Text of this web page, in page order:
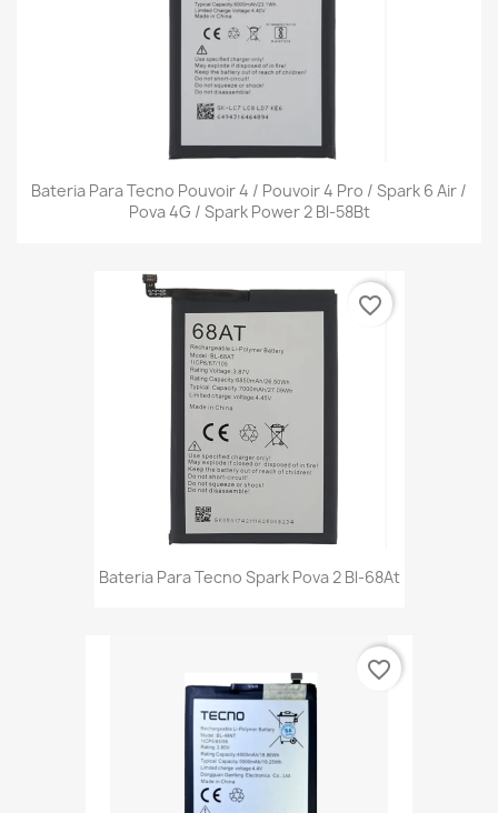
Bateria Para Tecno Pouvoir 4 / Pouvoir 4 Pro / Spark 6 Air /
Pova 4G / Spark Power 2 Bl-58Bt
Bateria Para Tecno Spark Pova 2 Bl-68At
favorite_border
favorite_border